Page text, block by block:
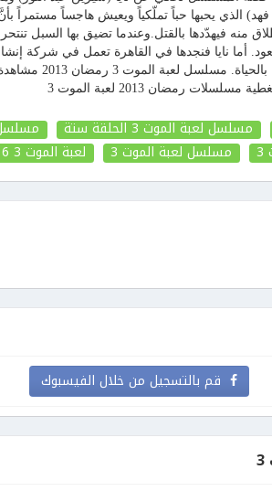
الذي يحبها حباً تملّكياً ويعيش هاجساً مستمراً
منه فيهدّدها بالقتل.وعندما تضيق بها السبل
أما نايا فنجدها في القاهرة تعمل في شركة
المصري) يلتقي
رمضان 2013 لعبة الموت 3
مسلسل لعبة الموت 3 الحلقة ستة
مسلسل
مسلسل لعبة الموت 3 لعبة الموت 3 6
قم بالتسجيل من خلال الفيسبوك